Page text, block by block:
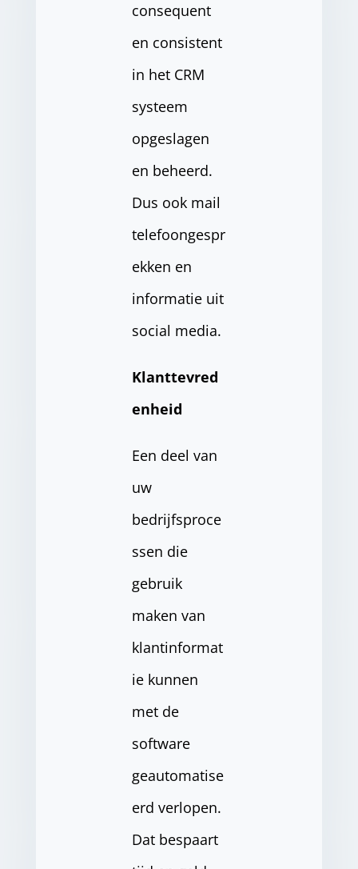
consequent
en consistent
in het CRM
systeem
opgeslagen
en beheerd.
Dus ook mail
telefoongespr
ekken en
informatie uit
social media.
Klanttevred
enheid
Een deel van
uw
bedrijfsproce
ssen die
gebruik
maken van
klantinformat
ie kunnen
met de
software
geautomatise
erd verlopen.
Dat bespaart